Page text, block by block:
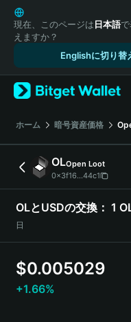
English
日本語
Tiếng Việt
Español (Latinoamérica)
Türkçe
Français
Deutsch
简体中文
繁體中文
Português (Portugal)
Bahasa Indonesia
ภาษาไทย
हिन्दी
Español
Português (Brasil)
現在、このページは日本語で
えますか？
Englishに切り替
ホーム 暗号資産価格
OLOpen Loot
0x3f16...44c1
OLとUSDの交換： 1
日
$0.005029
+1.66%